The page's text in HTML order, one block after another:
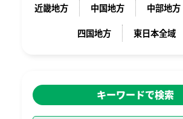
近畿地方 中国地方 中部地方
四国地方
東日本全域
キーワードで検索